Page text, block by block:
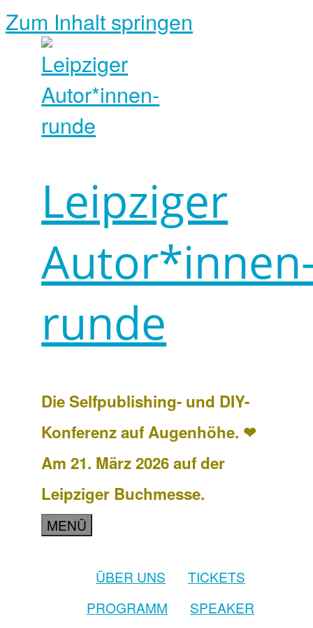
Zum Inhalt springen
Leipziger
runde
Die Selfpublishing- und DIY-
Konferenz auf Augenhöhe. ❤
Am 21. März 2026 auf der
Leipziger Buchmesse.
MENÜ
ÜBER UNS
TICKETS
PROGRAMM
SPEAKER